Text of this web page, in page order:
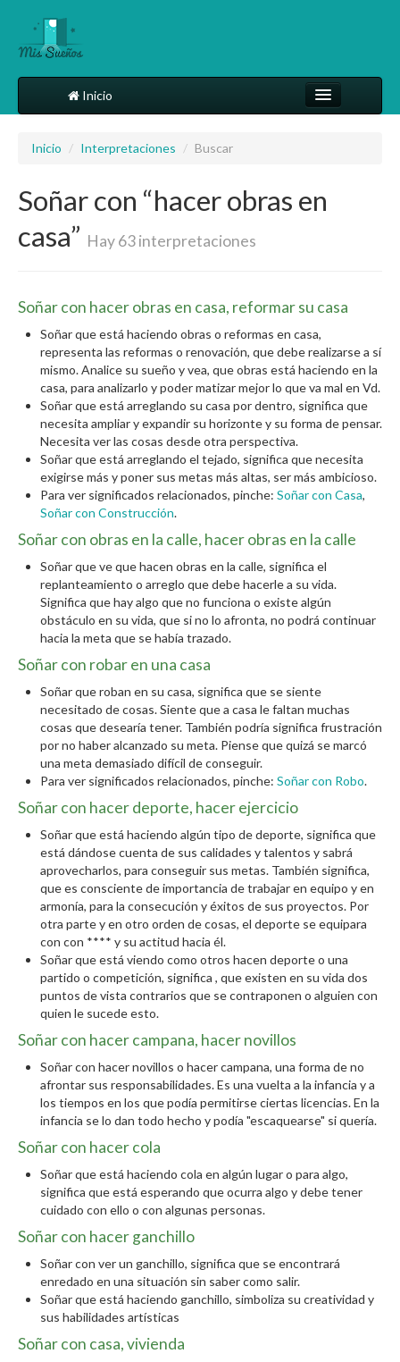
Inicio
Más
Inicio / Interpretaciones / Buscar
Soñar con “hacer obras en
casa” Hay 63 interpretaciones
Soñar con hacer obras en casa, reformar su casa
Soñar que está haciendo obras o reformas en casa,
representa las reformas o renovación, que debe realizarse a sí
mismo. Analice su sueño y vea, que obras está haciendo en la
casa, para analizarlo y poder matizar mejor lo que va mal en Vd.
Soñar que está arreglando su casa por dentro, significa que
necesita ampliar y expandir su horizonte y su forma de pensar.
Necesita ver las cosas desde otra perspectiva.
Soñar que está arreglando el tejado, significa que necesita
exigirse más y poner sus metas más altas, ser más ambicioso.
Para ver significados relacionados, pinche: Soñar con Casa,
Soñar con Construcción.
Soñar con obras en la calle, hacer obras en la calle
Soñar que ve que hacen obras en la calle, significa el
replanteamiento o arreglo que debe hacerle a su vida.
Significa que hay algo que no funciona o existe algún
obstáculo en su vida, que si no lo afronta, no podrá continuar
hacia la meta que se había trazado.
Soñar con robar en una casa
Soñar que roban en su casa, significa que se siente
necesitado de cosas. Siente que a casa le faltan muchas
cosas que desearía tener. También podría significa frustración
por no haber alcanzado su meta. Piense que quizá se marcó
una meta demasiado difícil de conseguir.
Para ver significados relacionados, pinche: Soñar con Robo.
Soñar con hacer deporte, hacer ejercicio
Soñar que está haciendo algún tipo de deporte, significa que
está dándose cuenta de sus calidades y talentos y sabrá
aprovecharlos, para conseguir sus metas. También significa,
que es consciente de importancia de trabajar en equipo y en
armonía, para la consecución y éxitos de sus proyectos. Por
otra parte y en otro orden de cosas, el deporte se equipara
con con **** y su actitud hacia él.
Soñar que está viendo como otros hacen deporte o una
partido o competición, significa , que existen en su vida dos
puntos de vista contrarios que se contraponen o alguien con
quien le sucede esto.
Soñar con hacer campana, hacer novillos
Soñar con hacer novillos o hacer campana, una forma de no
afrontar sus responsabilidades. Es una vuelta a la infancia y a
los tiempos en los que podía permitirse ciertas licencias. En la
infancia se lo dan todo hecho y podía "escaquearse" si quería.
Soñar con hacer cola
Soñar que está haciendo cola en algún lugar o para algo,
significa que está esperando que ocurra algo y debe tener
cuidado con ello o con algunas personas.
Soñar con hacer ganchillo
Soñar con ver un ganchillo, significa que se encontrará
enredado en una situación sin saber como salir.
Soñar que está haciendo ganchillo, simboliza su creatividad y
sus habilidades artísticas
Soñar con casa, vivienda